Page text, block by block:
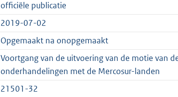
d
s
g
r
o
o
t
n
d
s
g
r
o
o
officiële publicatie
2019-07-02
Opgemaakt na onopgemaakt
Voortgang van de uitvoering van de motie van
onderhandelingen met de Mercosur-landen
21501-32